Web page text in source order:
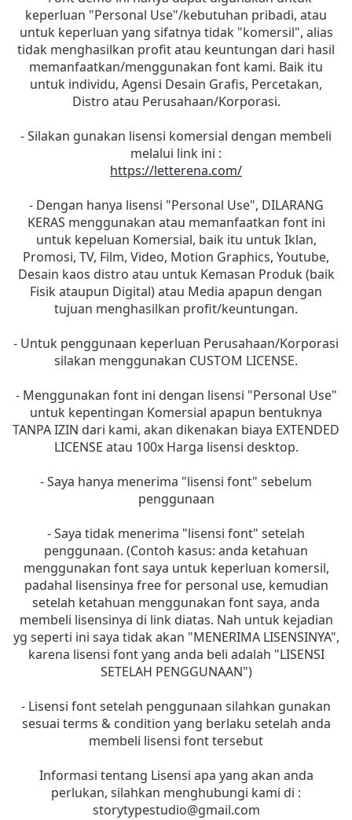
keperluan "Personal Use"/kebutuhan pribadi, atau
untuk keperluan yang sifatnya tidak "komersil", alias
tidak menghasilkan profit atau keuntungan dari hasil
memanfaatkan/menggunakan font kami. Baik itu
untuk individu, Agensi Desain Grafis, Percetakan,
Distro atau Perusahaan/Korporasi.
- Silakan gunakan lisensi komersial dengan membeli
melalui link ini :
https://letterena.com/
- Dengan hanya lisensi "Personal Use", DILARANG
KERAS menggunakan atau memanfaatkan font ini
untuk kepeluan Komersial, baik itu untuk Iklan,
Promosi, TV, Film, Video, Motion Graphics, Youtube,
Desain kaos distro atau untuk Kemasan Produk (baik
Fisik ataupun Digital) atau Media apapun dengan
tujuan menghasilkan profit/keuntungan.
- Untuk penggunaan keperluan Perusahaan/Korporasi
silakan menggunakan CUSTOM LICENSE.
- Menggunakan font ini dengan lisensi "Personal Use"
untuk kepentingan Komersial apapun bentuknya
TANPA IZIN dari kami, akan dikenakan biaya EXTENDED
LICENSE atau 100x Harga lisensi desktop.
- Saya hanya menerima "lisensi font" sebelum
penggunaan
- Saya tidak menerima "lisensi font" setelah
penggunaan. (Contoh kasus: anda ketahuan
menggunakan font saya untuk keperluan komersil,
padahal lisensinya free for personal use, kemudian
setelah ketahuan menggunakan font saya, anda
membeli lisensinya di link diatas. Nah untuk kejadian
yg seperti ini saya tidak akan "MENERIMA LISENSINYA",
karena lisensi font yang anda beli adalah "LISENSI
SETELAH PENGGUNAAN")
- Lisensi font setelah penggunaan silahkan gunakan
sesuai terms & condition yang berlaku setelah anda
membeli lisensi font tersebut
Informasi tentang Lisensi apa yang akan anda
perlukan, silahkan menghubungi kami di :
storytypestudio@gmail.com